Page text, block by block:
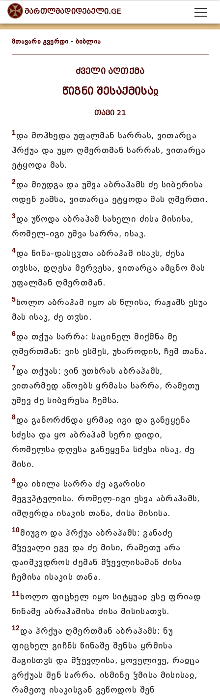
მართლმადიდებელი.GE
მთავარი გვერდი - ბიბლია
ძველი აღთქმა
წიგნი შესაქმისაჲ
თავი 21
1და მოჰხედა უფალმან სარრას, ვითარცა
ჰრქუა და უყო ღმერთმან სარრას, ვითარცა
ეტყოდა მას.
2და მიუდგა და უშვა აბრაჰამს ძე სიბერისა
ოდენ ჟამსა, ვითარცა ეტყოდა მას ღმერთი.
3და უწოდა აბრაჰამ სახელი ძისა მისისა,
რომელ-იგი უშვა სარრა, ისაკ.
4და წინა-დასცჳთა აბრაჰამ ისაკს, ძესა
თჳსსა, დღესა მერვესა, ვითარცა ამცნო მას
უფალმან ღმერთმან.
5ხოლო აბრაჰამ იყო ას წლისა, რაჟამს ესუა
მას ისაკ, ძე თჳსი.
6და თქუა სარრა: საცინელ მიქმნა მე
ღმერთმან: ვის ესმეს, უხაროდის, ჩემ თანა.
7და თქუას: ვინ უთხრას აბრაჰამს,
ვითარმედ აწოებს ყრმასა სარრა, რამეთუ
უშევ ძე სიბერესა ჩემსა.
8და განორძნდა ყრმაჲ იგი და განეყენა
სძესა და ყო აბრაჰამ სერი დიდი,
რომელსა დღესა განეყენა სძესა ისაკ, ძე
მისი.
9და იხილა სარრა ძე აგარისი
მეგჳპტელისა. რომელ-იგი ესვა აბრაჰამს,
იმღერდა ისაკის თანა, ძისა მისისა.
10მიუგო და ჰრქუა აბრაჰამს: განაძე
მჴევალი ეგე და ძე მისი, რამეთუ არა
დაიმკჳდროს ძემან მჴევლისამან ძისა
ჩემისა ისაკის თანა.
11ხოლო ფიცხელ იყო სიტყუაჲ ესე ფრიად
წინაშე აბრაჰამისა ძისა მისისათჳს.
12და ჰრქუა ღმერთმან აბრაჰამს: ნუ
ფიცხელ გიჩნს წინაშე შენსა ყრმისა
მაგისთჳს და მჴევლისა, ყოველივე, რაჲცა
გრქუას შენ სარრა. ისმინე ჴმისა მისისაჲ,
რამეთუ ისაკისგან გეწოდოს შენ